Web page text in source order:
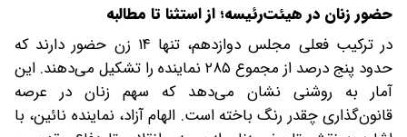
حضور زنان در هیئت‌رئیسه؛ از استثنا تا مطالبه
در ترکیب فعلی مجلس دوازدهم، تنها ۱۴ زن حضور دارند که
حدود پنج درصد از مجموع ۲۸۵ نماینده را تشکیل می‌دهند. این
آمار به روشنی نشان می‌دهد که سهم زنان در عرصه
قانون‌گذاری چقدر رنگ‌ باخته است. الهام آزاد، نماینده نائین، با